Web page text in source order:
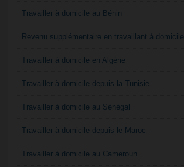
Travailler à domicile au Bénin
Revenu supplémentaire en travaillant à domicile
Travailler à domicile en Algérie
Travailler à domicile depuis la Tunisie
Travailler à domicile au Sénégal
Travailler à domicile depuis le Maroc
Travailler à domicile au Cameroun